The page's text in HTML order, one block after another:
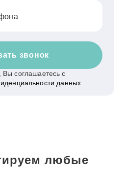
звонок
Вы соглашаетесь с
данных
любые